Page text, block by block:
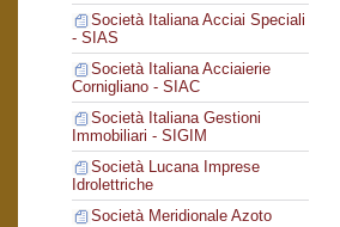
Società Italiana Acciai Speciali
- SIAS
Società Italiana Acciaierie
Cornigliano - SIAC
Società Italiana Gestioni
Immobiliari - SIGIM
Società Lucana Imprese
Idrolettriche
Società Meridionale Azoto